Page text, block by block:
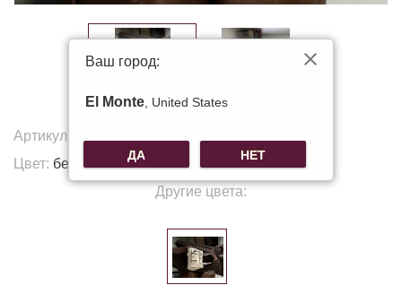
Артикул:
Цвет: бежевый
Другие цвета:
Ваш город:
El Monte , United States
ДА НЕТ